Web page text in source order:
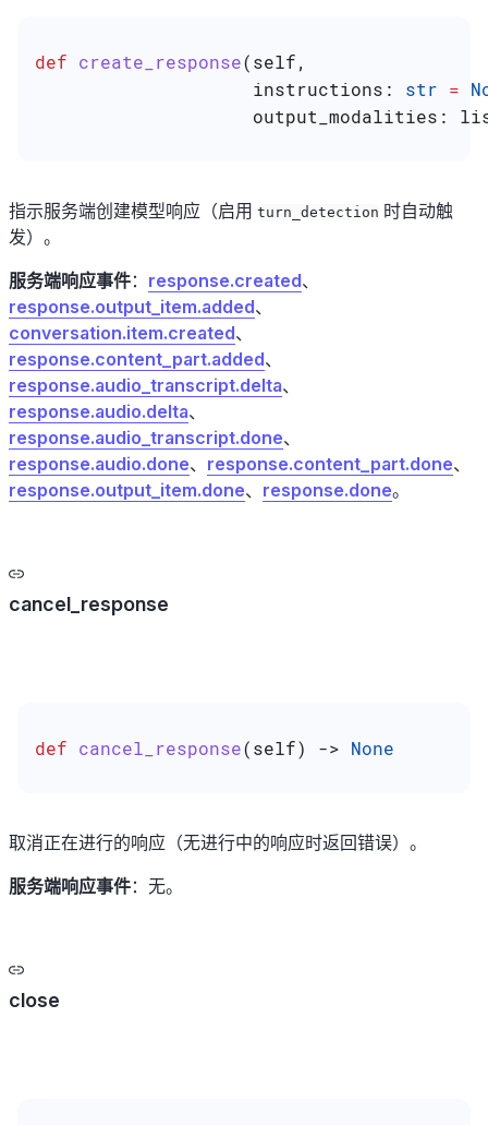
def create_response(self,
                    instructions
: str =
                    output_modalities
:
指示服务端创建模型响应（启用 turn_detection 时自动触
发）。
服务端响应事件： response.created、
response.output_item.added、
conversation.item.created、
response.content_part.added、
response.audio_transcript.delta、
response.audio.delta、
response.audio_transcript.done、
response.audio.done、 response.content_part.done、
response.output_item.done、 response.done。
cancel_response
def cancel_response(self) -> None
取消正在进行的响应（无进行中的响应时返回错误）。
服务端响应事件：无。
close